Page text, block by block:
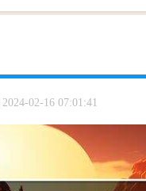
2024-02-16 07:01:41